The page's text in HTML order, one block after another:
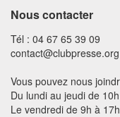
Nous contacter
Tél : 04 67 65 39 09
contact@clubpresse.org
Vous pouvez nous
Du lundi au jeudi de
Le vendredi de 9h à 17h